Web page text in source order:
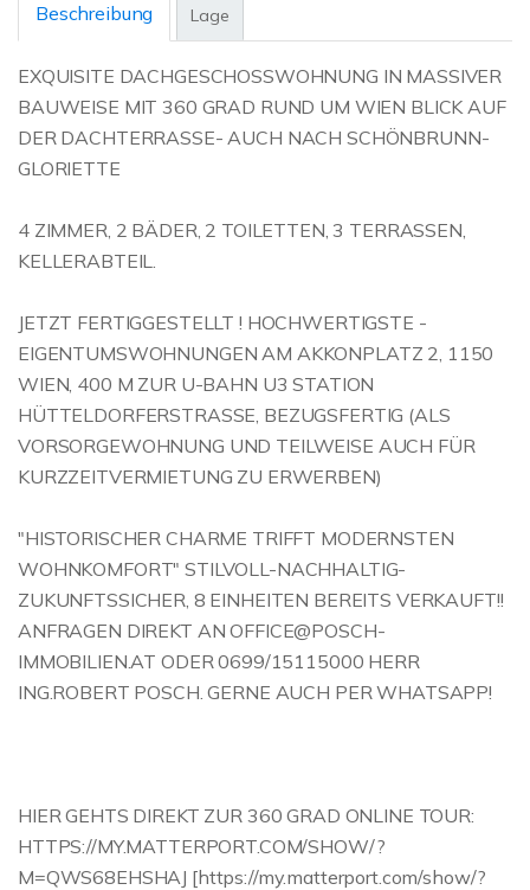
Beschreibung Lage
EXQUISITE DACHGESCHOSSWOHNUNG IN MASSIVER
BAUWEISE MIT 360 GRAD RUND UM WIEN BLICK AUF
DER DACHTERRASSE- AUCH NACH SCHÖNBRUNN-
GLORIETTE
4 ZIMMER, 2 BÄDER, 2 TOILETTEN, 3 TERRASSEN,
KELLERABTEIL.
JETZT FERTIGGESTELLT ! HOCHWERTIGSTE -
EIGENTUMSWOHNUNGEN AM AKKONPLATZ 2, 1150
WIEN, 400 M ZUR U-BAHN U3 STATION
HÜTTELDORFERSTRASSE, BEZUGSFERTIG (ALS
VORSORGEWOHNUNG UND TEILWEISE AUCH FÜR
KURZZEITVERMIETUNG ZU ERWERBEN)
"HISTORISCHER CHARME TRIFFT MODERNSTEN
WOHNKOMFORT" STILVOLL-NACHHALTIG-
ZUKUNFTSSICHER, 8 EINHEITEN BEREITS VERKAUFT!!
ANFRAGEN DIREKT AN OFFICE@POSCH-
IMMOBILIEN.AT ODER 0699/15115000 HERR
ING.ROBERT POSCH. GERNE AUCH PER WHATSAPP!
HIER GEHTS DIREKT ZUR 360 GRAD ONLINE TOUR:
HTTPS://MY.MATTERPORT.COM/SHOW/?
M=QWS68EHSHAJ [https://my.matterport.com/show/?